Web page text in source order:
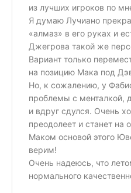
из лучших игроков по
Я думаю Лучиано
«алмаз» в его руках и
Джегрова такой же
Вариант только
на позицию Мака под
Но, к сожалению, у
проблемы с менталкой,
и вдруг сдулся. Очень
преодолеет и станет на
Маком основой этого
верим!
Очень надеюсь, что
нормального